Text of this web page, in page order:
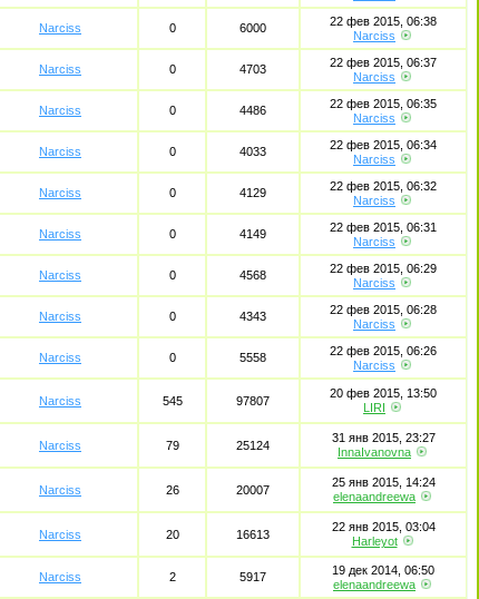
Narciss 0 6000
22 фев 2015, 06:38
Narciss
Narciss 0 4703
22 фев 2015, 06:37
Narciss
Narciss 0 4486
22 фев 2015, 06:35
Narciss
Narciss 0 4033
22 фев 2015, 06:34
Narciss
Narciss 0 4129
22 фев 2015, 06:32
Narciss
Narciss 0 4149
22 фев 2015, 06:31
Narciss
Narciss 0 4568
22 фев 2015, 06:29
Narciss
Narciss 0 4343
22 фев 2015, 06:28
Narciss
Narciss 0 5558
22 фев 2015, 06:26
Narciss
Narciss 545 97807
20 фев 2015, 13:50
LIRI
Narciss 79 25124
31 янв 2015, 23:27
InnaIvanovna
Narciss 26 20007
25 янв 2015, 14:24
elenaandreewa
Narciss 20 16613
22 янв 2015, 03:04
Harleyot
Narciss 2 5917
19 дек 2014, 06:50
elenaandreewa